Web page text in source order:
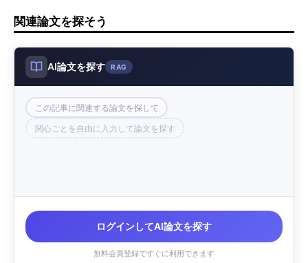
関連論文を探そう
AI論文を探す RAG
この記事に関連する論文を探して
関心ごとを自由に入力して論文を探す
ログインしてAI論文を探す
無料会員登録ですぐに利用できます